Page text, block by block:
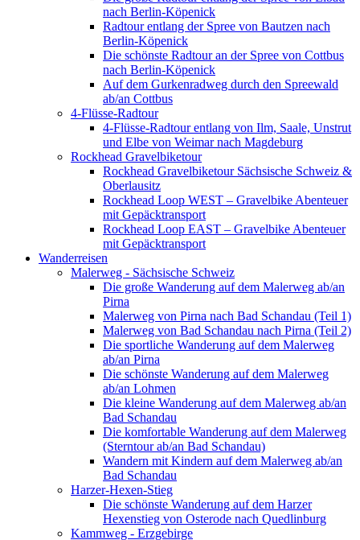
nach Berlin-Köpenick
Radtour entlang der Spree von Bautzen nach
Berlin-Köpenick
Die schönste Radtour an der Spree von Cottbus
nach Berlin-Köpenick
Auf dem Gurkenradweg durch den Spreewald
ab/an Cottbus
4-Flüsse-Radtour
4-Flüsse-Radtour entlang von Ilm, Saale, Unstrut
und Elbe von Weimar nach Magdeburg
Rockhead Gravelbiketour
Rockhead Gravelbiketour Sächsische Schweiz &
Oberlausitz
Rockhead Loop WEST – Gravelbike Abenteuer
mit Gepäcktransport
Rockhead Loop EAST – Gravelbike Abenteuer
mit Gepäcktransport
Wanderreisen
Malerweg - Sächsische Schweiz
Die große Wanderung auf dem Malerweg ab/an
Pirna
Malerweg von Pirna nach Bad Schandau (Teil 1)
Malerweg von Bad Schandau nach Pirna (Teil 2)
Die sportliche Wanderung auf dem Malerweg
ab/an Pirna
Die schönste Wanderung auf dem Malerweg
ab/an Lohmen
Die kleine Wanderung auf dem Malerweg ab/an
Bad Schandau
Die komfortable Wanderung auf dem Malerweg
(Sterntour ab/an Bad Schandau)
Wandern mit Kindern auf dem Malerweg ab/an
Bad Schandau
Harzer-Hexen-Stieg
Die schönste Wanderung auf dem Harzer
Hexenstieg von Osterode nach Quedlinburg
Kammweg - Erzgebirge